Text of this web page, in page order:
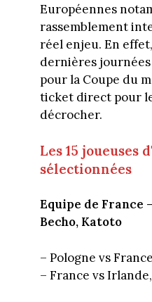
Européennes
rassemblement
réel enjeu. En
dernières
pour la Coupe du
ticket direct pour
décrocher.
Les 15 joueuses
sélectionnées
Equipe de France
Becho, Katoto
– Pologne vs
– France vs